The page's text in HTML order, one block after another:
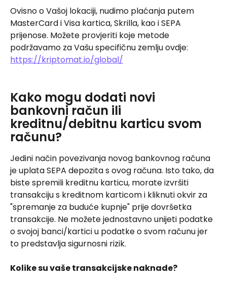
Ovisno o Vašoj lokaciji, nudimo plaćanja putem
MasterCard i Visa kartica, Skrilla, kao i SEPA
prijenose. Možete provjeriti koje metode
podržavamo za Vašu specifičnu zemlju ovdje:
https://kriptomat.io/global/
Kako mogu dodati novi
bankovni račun ili
kreditnu/debitnu karticu svom
računu?
Jedini način povezivanja novog bankovnog računa
je uplata SEPA depozita s ovog računa. Isto tako, da
biste spremili kreditnu karticu, morate izvršiti
transakciju s kreditnom karticom i kliknuti okvir za
"spremanje za buduće kupnje" prije dovršetka
transakcije. Ne možete jednostavno unijeti podatke
o svojoj banci/kartici u podatke o svom računu jer
to predstavlja sigurnosni rizik.
Kolike su vaše transakcijske naknade?